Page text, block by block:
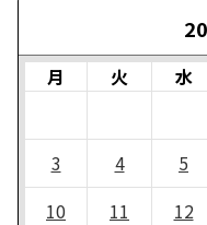
月 火 水
3
4 5
10
11 12